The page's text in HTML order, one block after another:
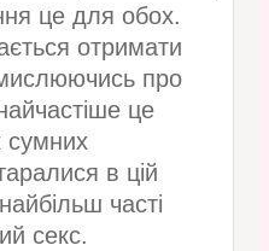
це для обох.
отримати
про
це
сумних
в цій
часті
секс.